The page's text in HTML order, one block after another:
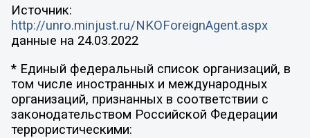
Источник:
http://unro.minjust.ru/NKOForeignAgent.aspx
данные на 24.03.2022
* Единый федеральный список организаций, в
том числе иностранных и международных
организаций, признанных в соответствии с
законодательством Российской Федерации
террористическими: